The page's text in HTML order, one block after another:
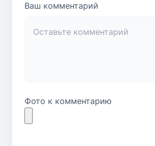
Ваш комментарий
Фото к комментарию